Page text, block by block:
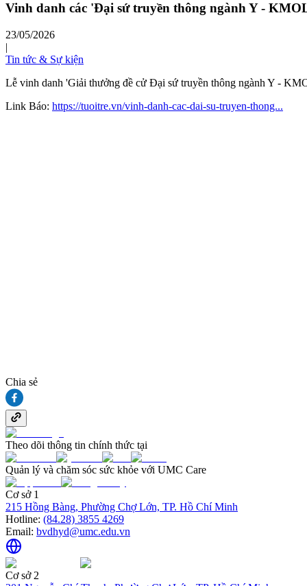
Vinh danh các 'Đại sứ truyền thông ngành Y -
23/05/2026
|
Tin tức & Sự kiện
Lễ vinh danh 'Giải thưởng đề cử Đại sứ truyền thông ngành Y -
Link Báo: https://tuoitre.vn/vinh-danh-cac-dai-su-truyen-thong...
Chia sẻ
Theo dõi thông tin chính thức tại
Quản lý và chăm sóc sức khỏe với UMC Care
Cơ sở 1
215 Hồng Bàng, Phường Chợ Lớn, TP. Hồ Chí Minh
Hotline: (84.28) 3855 4269
Email: bvdhyd@umc.edu.vn
Cơ sở 2